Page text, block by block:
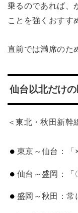
乗るのであれば、
ことを強くおすす
直前では満席のた
仙台以北だけ
＜東北・秋田新幹
東京～仙台：「
仙台～盛岡：「
盛岡～秋田：常